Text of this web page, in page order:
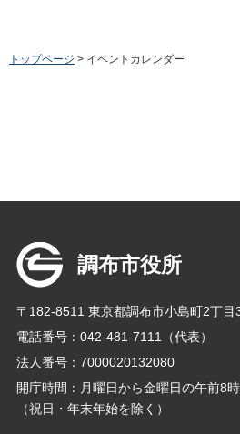
トップページ > イベントカレンダー
調布市役所
〒182-8511 東京都調布市小島町2丁目
電話番号：042-481-7111（代表）
法人番号：7000020132080
開庁時間：月曜日から金曜日の午前8
（祝日・年末年始を除く）